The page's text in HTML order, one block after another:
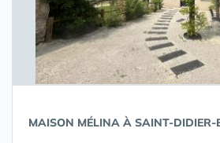
MAISON MÉLINA À SAINT-DIDIER-